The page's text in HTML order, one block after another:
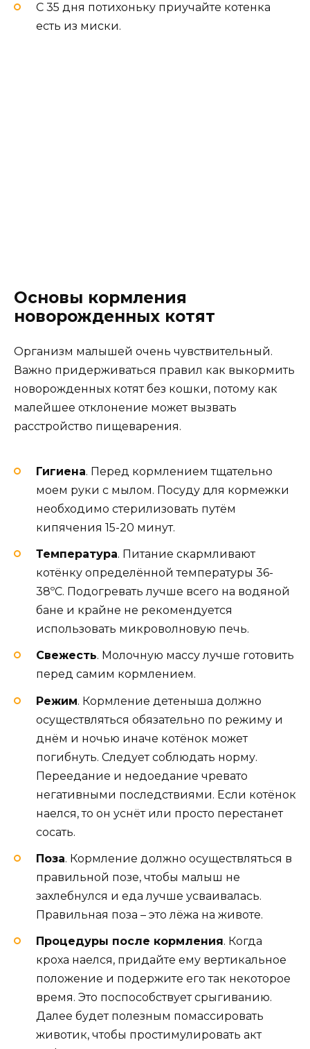
С 35 дня потихоньку приучайте котенка
есть из миски.
Основы кормления
новорожденных котят
Организм малышей очень чувствительный.
Важно придерживаться правил как выкормить
новорожденных котят без кошки, потому как
малейшее отклонение может вызвать
расстройство пищеварения.
Гигиена. Перед кормлением тщательно
моем руки с мылом. Посуду для кормежки
необходимо стерилизовать путём
кипячения 15-20 минут.
Температура. Питание скармливают
котёнку определённой температуры 36-
38ºС. Подогревать лучше всего на водяной
бане и крайне не рекомендуется
использовать микроволновую печь.
Свежесть. Молочную массу лучше готовить
перед самим кормлением.
Режим. Кормление детеныша должно
осуществляться обязательно по режиму и
днём и ночью иначе котёнок может
погибнуть. Следует соблюдать норму.
Переедание и недоедание чревато
негативными последствиями. Если котёнок
наелся, то он уснёт или просто перестанет
сосать.
Поза. Кормление должно осуществляться в
правильной позе, чтобы малыш не
захлебнулся и еда лучше усваивалась.
Правильная поза – это лёжа на животе.
Процедуры после кормления. Когда
кроха наелся, придайте ему вертикальное
положение и подержите его так некоторое
время. Это поспособствует срыгиванию.
Далее будет полезным помассировать
животик, чтобы простимулировать акт